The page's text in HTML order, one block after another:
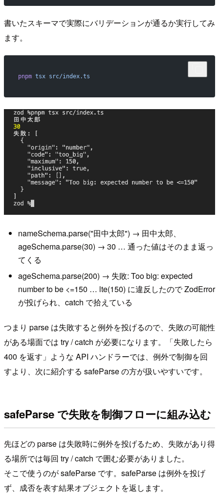
書いたスキーマで実際にバリデーションが通るか実行してみ
ます。
pnpm tsx src/index.ts
nameSchema.parse("田中太郎") → 田中太郎、
ageSchema.parse(30) → 30 … 通った値はそのまま返っ
てくる
ageSchema.parse(200) → 失敗: Too big: expected
number to be <=150 … lte(150) に違反したので ZodError
が投げられ、catch で拾えている
つまり parse は失敗すると例外を投げるので、失敗の可能性
がある場面では try / catch が必要になります。「失敗したら
400 を返す」ような API ハンドラーでは、例外で制御を回
すより、次に紹介する safeParse の方が扱いやすいです。
safeParse で失敗を制御フローに組み込む
先ほどの parse は失敗時に例外を投げるため、失敗があり得
る場所では毎回 try / catch で囲む必要がありました。
そこで使うのが safeParse です。safeParse は例外を投げ
ず、成否を表す結果オブジェクトを返します。